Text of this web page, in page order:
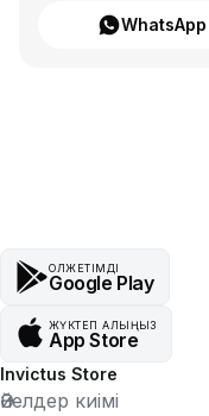
WhatsApp
ҚОЛЖЕТІМДІ
Google Play
ЖҮКТЕП АЛЫҢЫЗ
App Store
Invictus Store
Әйелдер киімі